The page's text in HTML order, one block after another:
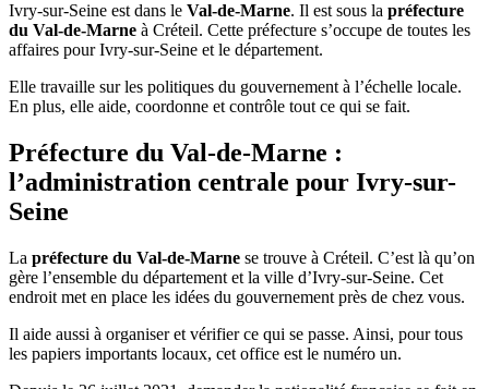
Ivry-sur-Seine est dans le Val-de-Marne. Il est sous la préfecture
du Val-de-Marne à Créteil. Cette préfecture s’occupe de toutes les
affaires pour Ivry-sur-Seine et le département.
Elle travaille sur les politiques du gouvernement à l’échelle locale.
En plus, elle aide, coordonne et contrôle tout ce qui se fait.
Préfecture du Val-de-Marne :
l’administration centrale pour Ivry-sur-
Seine
La préfecture du Val-de-Marne se trouve à Créteil. C’est là qu’on
gère l’ensemble du département et la ville d’Ivry-sur-Seine. Cet
endroit met en place les idées du gouvernement près de chez vous.
Il aide aussi à organiser et vérifier ce qui se passe. Ainsi, pour tous
les papiers importants locaux, cet office est le numéro un.